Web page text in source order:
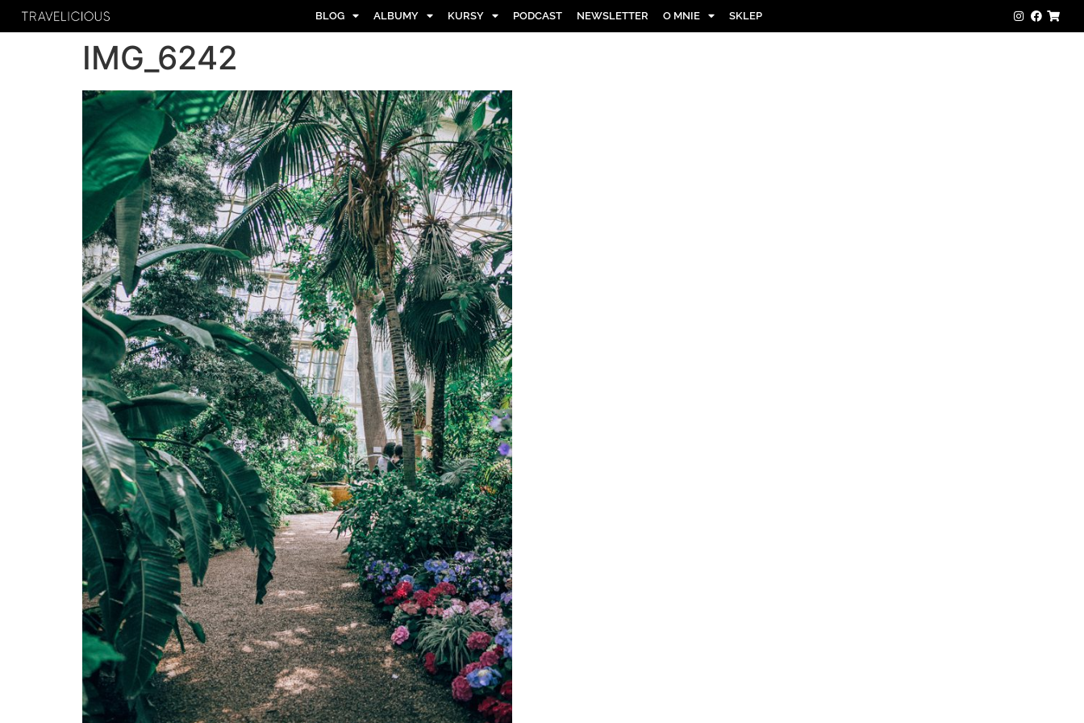
BLOG ALBUMY KURSY PODCAST NEWSLETTER O MNIE SKLEP
IMG_6242